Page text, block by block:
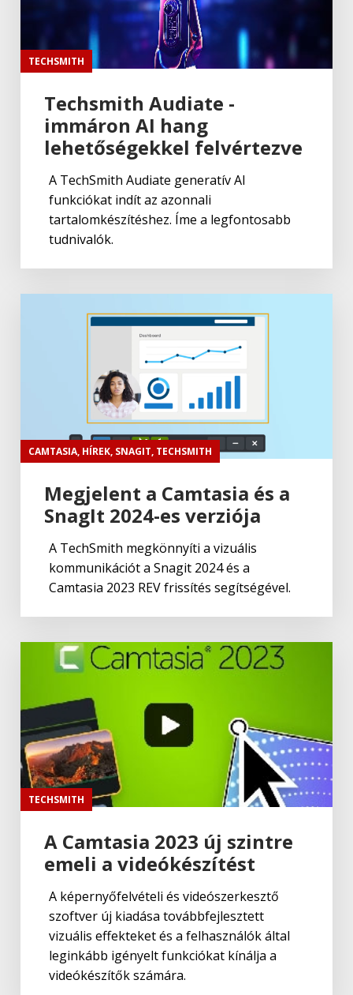
TECHSMITH
Techsmith Audiate -
immáron AI hang
lehetőségekkel felvértezve
A TechSmith Audiate generatív AI
funkciókat indít az azonnali
tartalomkészítéshez. Íme a legfontosabb
tudnivalók.
CAMTASIA, HÍREK, SNAGIT, TECHSMITH
Megjelent a Camtasia és a
SnagIt 2024-es verziója
A TechSmith megkönnyíti a vizuális
kommunikációt a Snagit 2024 és a
Camtasia 2023 REV frissítés segítségével.
TECHSMITH
A Camtasia 2023 új szintre
emeli a videókészítést
A képernyőfelvételi és videószerkesztő
szoftver új kiadása továbbfejlesztett
vizuális effekteket és a felhasználók által
leginkább igényelt funkciókat kínálja a
videókészítők számára.